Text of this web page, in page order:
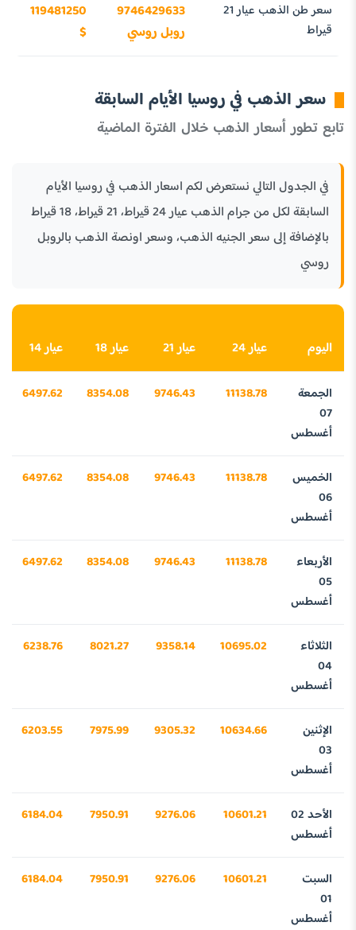
سعر طن الذهب عيار 21
قيراط
9746429633
روبل روسي
119481250
$
سعر الذهب في روسيا الأيام السابقة
تابع تطور أسعار الذهب خلال الفترة الماضية
في الجدول التالي نستعرض لكم اسعار الذهب في روسيا الأيام
السابقة لكل من جرام الذهب عيار 24 قيراط، 21 قيراط، 18 قيراط
بالإضافة إلى سعر الجنيه الذهب، وسعر اونصة الذهب بالروبل
روسي
اليوم عيار 24 عيار 21 عيار 18 عيار 14
الجمعة
07
أغسطس
11138.78
9746.43
8354.08
6497.62
الخميس
06
أغسطس
11138.78
9746.43
8354.08
6497.62
الأربعاء
05
أغسطس
11138.78
9746.43
8354.08
6497.62
الثلاثاء
04
أغسطس
10695.02
9358.14
8021.27
6238.76
الإثنين
03
أغسطس
10634.66
9305.32
7975.99
6203.55
الأحد 02
أغسطس
10601.21
9276.06
7950.91
6184.04
السبت
01
أغسطس
10601.21
9276.06
7950.91
6184.04